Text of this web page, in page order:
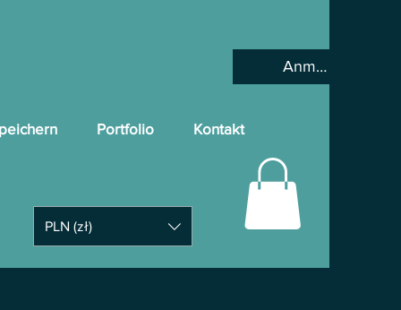
Portfolio Kontakt
Anmelden
PLN (zł)